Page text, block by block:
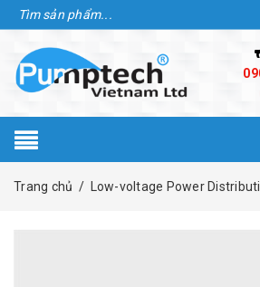
Trang chủ / Low-voltage Power